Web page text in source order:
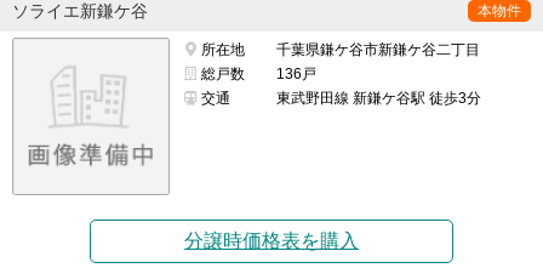
ソライエ新鎌ケ谷 本物件
所在地
千葉県鎌ケ谷市新鎌ケ谷二丁目
総戸数
136戸
交通
東武野田線 新鎌ケ谷駅 徒歩3分
分譲時価格表を購入